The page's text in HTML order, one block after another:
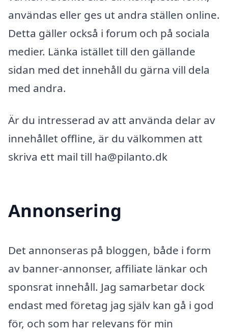
användas eller ges ut andra ställen online.
Detta gäller också i forum och på sociala
medier. Länka istället till den gällande
sidan med det innehåll du gärna vill dela
med andra.
Är du intresserad av att använda delar av
innehållet offline, är du välkommen att
skriva ett mail till ha@pilanto.dk
Annonsering
Det annonseras på bloggen, både i form
av banner-annonser, affiliate länkar och
sponsrat innehåll. Jag samarbetar dock
endast med företag jag själv kan gå i god
för, och som har relevans för min